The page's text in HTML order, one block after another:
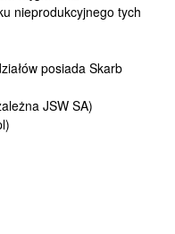
nieprodukcyjnego tych
posiada Skarb
JSW SA)